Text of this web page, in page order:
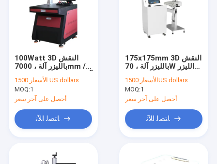
100Watt 3D النقش
بالليزر آلة ، 7000mm /
S آلة وسم المعادن بالليزر
الأسعار: 1500 US dollars
MOQ:1
أحصل على آخر سعر
ﺎﺘﺼﻟ ﺍﻶﻧ
175x175mm 3D النقش
بالليزر آلة ، 70W الليزر
القاطع متعدد الوظائف
الأسعار:1500US dollars
MOQ:1
أحصل على آخر سعر
ﺎﺘﺼﻟ ﺍﻶﻧ